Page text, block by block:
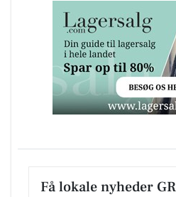
Få lokale nyheder